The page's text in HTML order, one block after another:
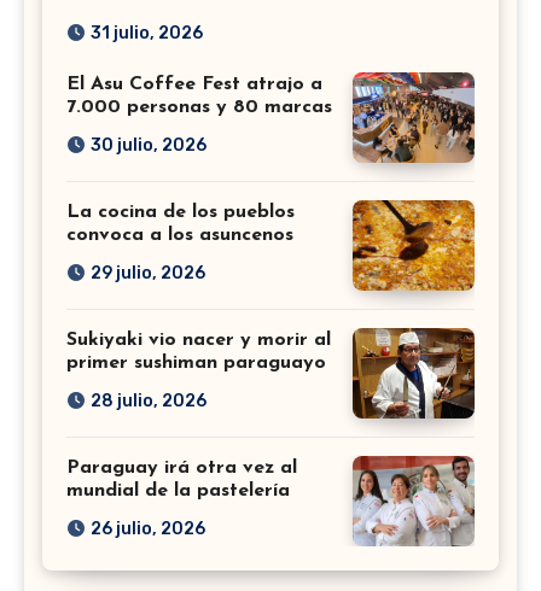
31 julio, 2026
El Asu Coffee Fest atrajo a
7.000 personas y 80 marcas
30 julio, 2026
La cocina de los pueblos
convoca a los asuncenos
29 julio, 2026
Sukiyaki vio nacer y morir al
primer sushiman paraguayo
28 julio, 2026
Paraguay irá otra vez al
mundial de la pastelería
26 julio, 2026